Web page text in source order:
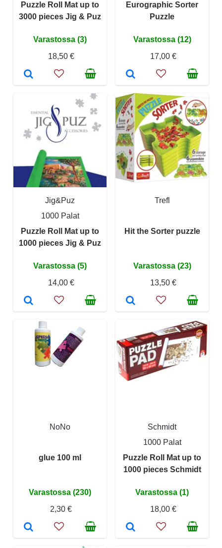
Puzzle Roll Mat up to
3000 pieces Jig & Puz
Varastossa (3)
18,50 €
Eurographic Sorter
Puzzle
Varastossa (12)
17,00 €
Jig&Puz
1000 Palat
Puzzle Roll Mat up to
1000 pieces Jig & Puz
Varastossa (5)
14,00 €
Trefl
Hit the Sorter puzzle
Varastossa (23)
13,50 €
NoNo
glue 100 ml
Varastossa (230)
2,30 €
Schmidt
1000 Palat
Puzzle Roll Mat up to
1000 pieces Schmidt
Varastossa (1)
18,00 €